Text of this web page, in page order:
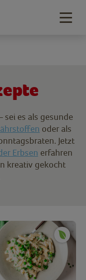
sei es als gesunde
oder als
Jetzt
Erbsen erfahren
kreativ gekocht